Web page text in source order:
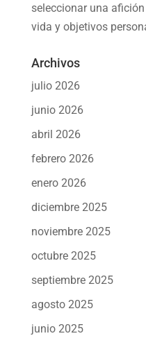
seleccionar una afición
vida y objetivos
Archivos
julio 2026
junio 2026
abril 2026
febrero 2026
enero 2026
diciembre 2025
noviembre 2025
octubre 2025
septiembre 2025
agosto 2025
junio 2025